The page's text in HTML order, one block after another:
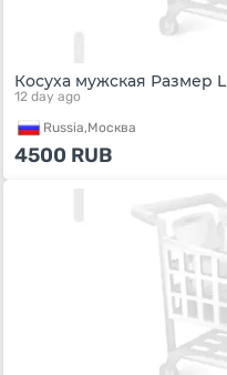
Косуха мужская Размер L
12 day ago
Russia,Москва
4500 RUB